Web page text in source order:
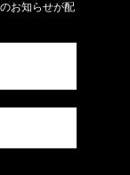
お知らせが配